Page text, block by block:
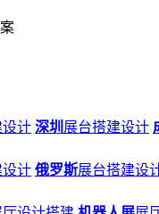
设计 深圳 展台搭建设计
设计 俄罗斯展台搭建设